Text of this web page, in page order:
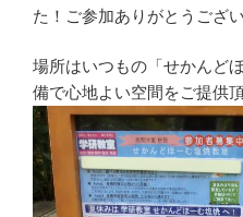
た！ご参加ありがとうござ
場所はいつもの「せかんど
備で心地よい空間をご提供